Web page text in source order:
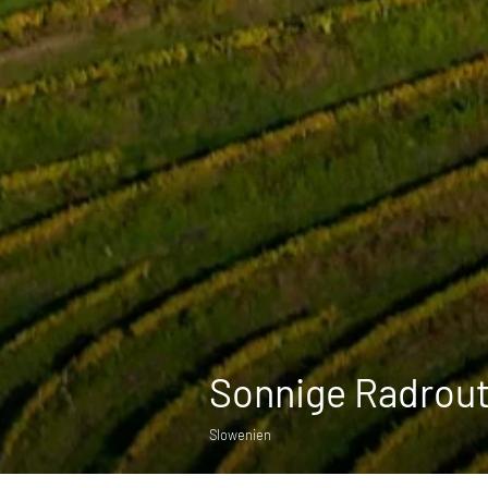
Sonnige
Slowenien